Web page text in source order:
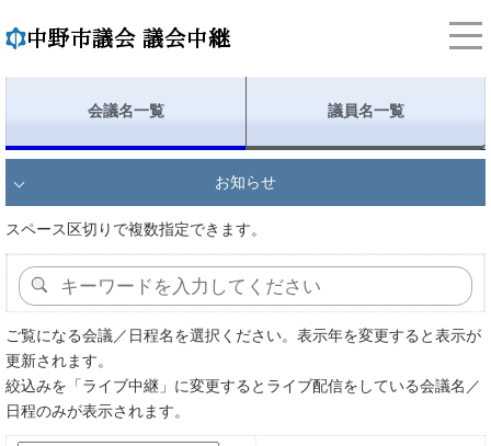
会議名一覧 議員名一覧
お知らせ
スペース区切りで複数指定できます。
ご覧になる会議／日程名を選択ください。表示年を変更すると表示が
更新されます。
絞込みを「ライブ中継」に変更するとライブ配信をしている会議名／
日程のみが表示されます。